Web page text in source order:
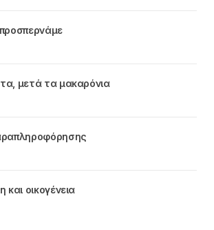
μετά τα μακαρόνια
και οικογένεια